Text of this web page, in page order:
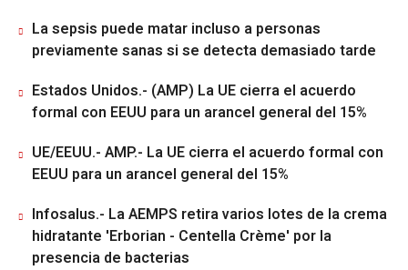
La sepsis puede matar incluso a personas
previamente sanas si se detecta demasiado tarde
Estados Unidos.- (AMP) La UE cierra el acuerdo
formal con EEUU para un arancel general del 15%
UE/EEUU.- AMP.- La UE cierra el acuerdo formal con
EEUU para un arancel general del 15%
Infosalus.- La AEMPS retira varios lotes de la crema
hidratante 'Erborian - Centella Crème' por la
presencia de bacterias